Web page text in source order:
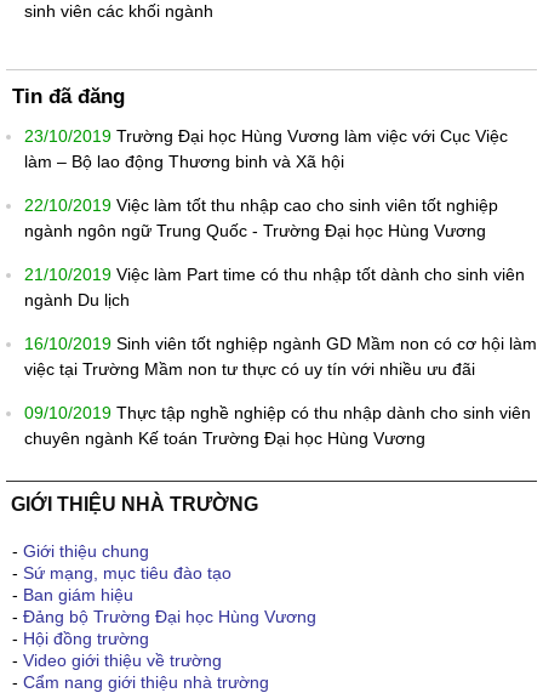
sinh viên các khối ngành
Tin đã đăng
23/10/2019 Trường Đại học Hùng Vương làm việc với Cục Việc
làm – Bộ lao động Thương binh và Xã hội
22/10/2019 Việc làm tốt thu nhập cao cho sinh viên tốt nghiệp
ngành ngôn ngữ Trung Quốc - Trường Đại học Hùng Vương
21/10/2019 Việc làm Part time có thu nhập tốt dành cho sinh viên
ngành Du lịch
16/10/2019 Sinh viên tốt nghiệp ngành GD Mầm non có cơ hội làm
việc tại Trường Mầm non tư thực có uy tín với nhiều ưu đãi
09/10/2019 Thực tập nghề nghiệp có thu nhập dành cho sinh viên
chuyên ngành Kế toán Trường Đại học Hùng Vương
GIỚI THIỆU NHÀ TRƯỜNG
- Giới thiệu chung
- Sứ mạng, mục tiêu đào tạo
- Ban giám hiệu
- Đảng bộ Trường Đại học Hùng Vương
- Hội đồng trường
- Video giới thiệu về trường
- Cẩm nang giới thiệu nhà trường